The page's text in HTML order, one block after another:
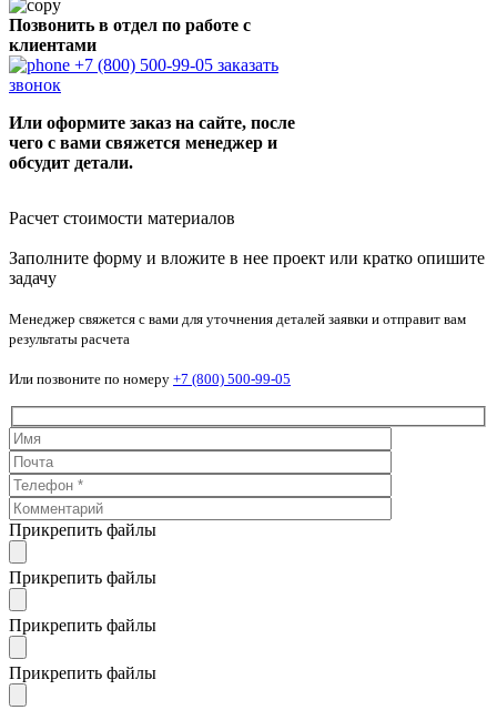
Позвонить в отдел по работе с
клиентами
+7 (800) 500-99-05 заказать
звонок
Или оформите заказ на сайте, после
чего с вами свяжется менеджер и
обсудит детали.
Расчет стоимости материалов
Заполните форму и вложите в нее проект или кратко опишите
задачу
Менеджер свяжется с вами для уточнения деталей заявки и отправит вам
результаты расчета
Или позвоните по номеру +7 (800) 500-99-05
Прикрепить файлы
Прикрепить файлы
Прикрепить файлы
Прикрепить файлы